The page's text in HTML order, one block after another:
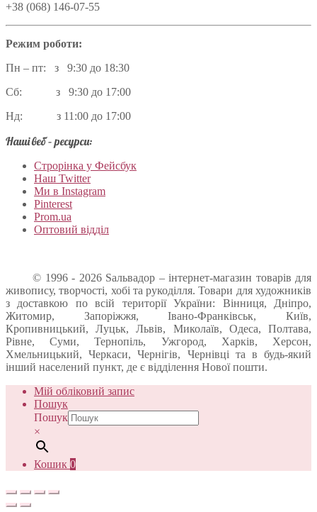
+38 (068) 146-07-55
Режим роботи:
Пн – пт: з 9:30 до 18:30
Сб: з 9:30 до 17:00
Нд: з 11:00 до 17:00
Наші веб – ресурси:
Строрінка у Фейсбук
Наш Twitter
Ми в Instagram
Pinterest
Prom.ua
Оптовий відділ
© 1996 - 2026 Sальвадор – інтернет-магазин товарів для
живопису, творчості, хобі та рукоділля. Товари для художників
з доставкою по всій території України: Вінниця, Дніпро,
Житомир, Запоріжжя, Івано-Франківськ, Київ,
Кропивницький, Луцьк, Львів, Миколаїв, Одеса, Полтава,
Рівне, Суми, Тернопіль, Ужгород, Харків, Херсон,
Хмельницький, Черкаси, Чернігів, Чернівці та в будь-який
інший населений пункт, де є відділення Нової пошти.
Мій обліковий запис
Пошук
Пошук
×
Кошик 0